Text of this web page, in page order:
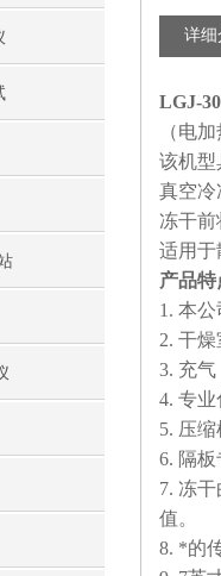
详细
LGJ-
（电
该机型
真空冷
冻干
适用于
产品特
1. 本
2. 干
3. 充
4. 专
5. 压
6. 隔
7. 冻
值。
8. *的